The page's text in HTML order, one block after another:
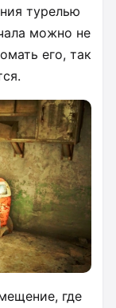
турелью
можно не
его, так
где